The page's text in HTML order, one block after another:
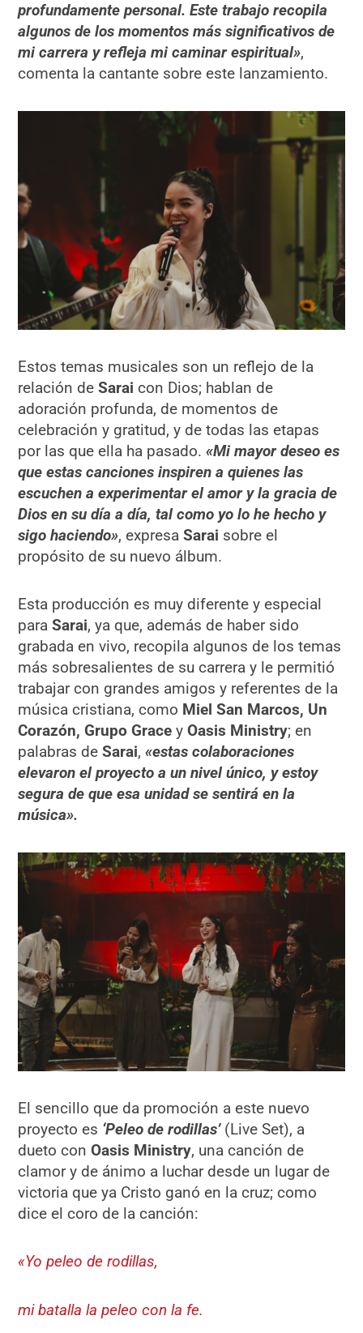
profundamente personal. Este trabajo recopila
algunos de los momentos más significativos de
mi carrera y refleja mi caminar espiritual»,
comenta la cantante sobre este lanzamiento.
Estos temas musicales son un reflejo de la
relación deSarai con Dios; hablan de
adoración profunda, de momentos de
celebración y gratitud, y de todas las etapas
por las que ella ha pasado.«Mi mayor deseo es
que estas canciones inspiren a quienes las
escuchen a experimentar el amor y la gracia de
Dios en su día a día, tal como yo lo he hecho y
sigo haciendo», expresaSarai sobre el
propósito de su nuevo álbum.
Esta producción es muy diferente y especial
paraSarai, ya que, además de haber sido
grabada en vivo, recopila algunos de los temas
más sobresalientes de su carrera y le permitió
trabajar con grandes amigos y referentes de la
música cristiana, como Miel San Marcos, Un
Corazón, Grupo GraceyOasis Ministry; en
palabras deSarai,«estas colaboraciones
elevaron el proyecto a un nivel único, y estoy
segura de que esa unidad se sentirá en la
música».
El sencillo que da promoción a este nuevo
proyecto es ‘Peleo de rodillas’(Live Set), a
dueto conOasis Ministry, una canción de
clamor y de ánimo a luchar desde un lugar de
victoria que ya Cristo ganó en la cruz; como
dice el coro de la canción:
«Yo peleo de rodillas,
mi batalla la peleo con la fe.